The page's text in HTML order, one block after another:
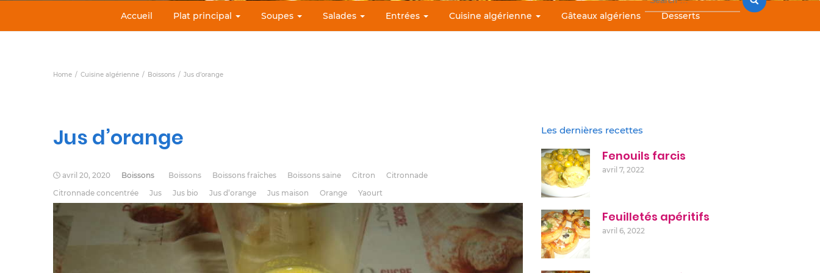
Accueil Plat principal Soupes Salades Entrées Cuisine algérienne Gâteaux algériens Desserts
Home Cuisine algérienne Boissons Jus d’orange
Jus d’orange
avril 20, 2020 Boissons Boissons Boissons fraîches Boissons saine Citron
Citronnade
Citronnade concentrée
Jus Jus bio Jus d’orange Jus maison Orange Yaourt
Les dernières recettes
Fenouils farcis
avril 7, 2022
Feuilletés apéritifs
avril 6, 2022